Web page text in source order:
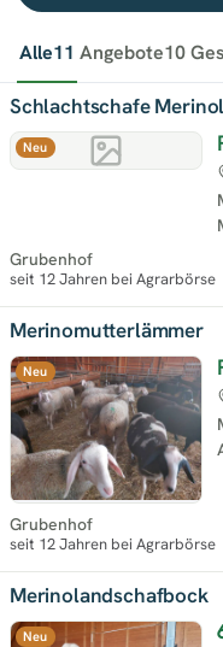
Alle11 Angebote10
Neu
Schlachtschafe
Grubenhof
seit 12 Jahren bei Agrarbörse
Neu
Merinomutterlämmer
Grubenhof
seit 12 Jahren bei Agrarbörse
Neu
Merinolandschafbock